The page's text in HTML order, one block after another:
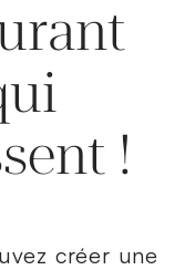
!
créer une